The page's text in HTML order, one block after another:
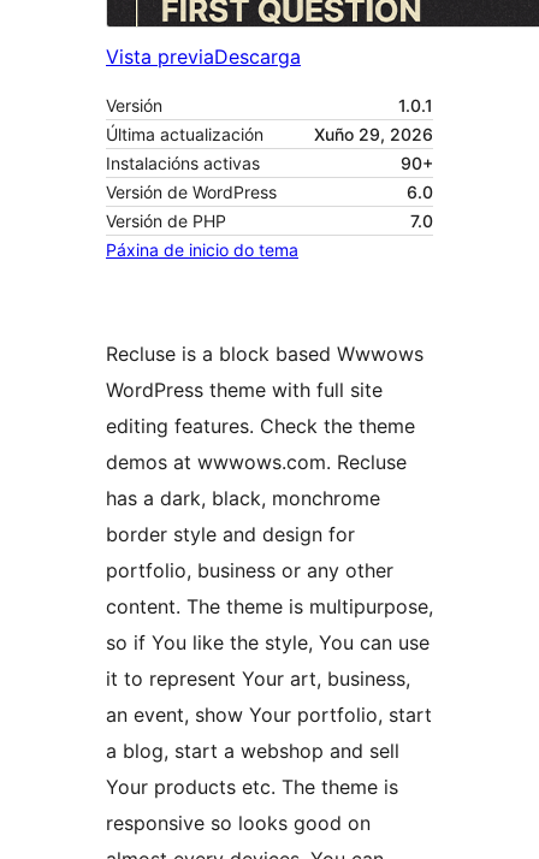
Vista previaDescarga
Versión
1.0.1
Última actualización
Xuño 29, 2026
Instalacións activas
90+
Versión de WordPress
6.0
Versión de PHP
7.0
Páxina de inicio do tema
Recluse is a block based Wwwows
WordPress theme with full site
editing features. Check the theme
demos at wwwows.com. Recluse
has a dark, black, monchrome
border style and design for
portfolio, business or any other
content. The theme is multipurpose,
so if You like the style, You can use
it to represent Your art, business,
an event, show Your portfolio, start
a blog, start a webshop and sell
Your products etc. The theme is
responsive so looks good on